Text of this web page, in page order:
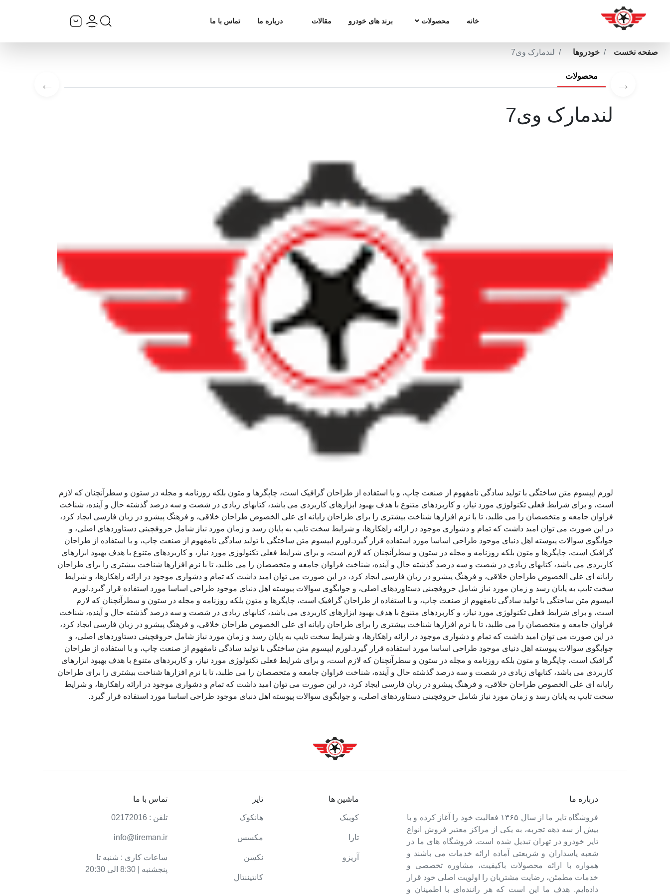
خانه محصولات برند های خودرو مقالات درباره ما تماس با ما
صفحه نخست خودروها لندمارک وی7
محصولات →
←
لندمارک وی7
لورم ایپسوم متن ساختگی با تولید سادگی نامفهوم از صنعت چاپ، و با استفاده از طراحان گرافیک است، چاپگرها و متون بلکه روزنامه و مجله در ستون و سطرآنچنان که لازم
است، و برای شرایط فعلی تکنولوژی مورد نیاز، و کاربردهای متنوع با هدف بهبود ابزارهای کاربردی می باشد، کتابهای زیادی در شصت و سه درصد گذشته حال و آینده، شناخت
فراوان جامعه و متخصصان را می طلبد، تا با نرم افزارها شناخت بیشتری را برای طراحان رایانه ای علی الخصوص طراحان خلاقی، و فرهنگ پیشرو در زبان فارسی ایجاد کرد،
در این صورت می توان امید داشت که تمام و دشواری موجود در ارائه راهکارها، و شرایط سخت تایپ به پایان رسد و زمان مورد نیاز شامل حروفچینی دستاوردهای اصلی، و
جوابگوی سوالات پیوسته اهل دنیای موجود طراحی اساسا مورد استفاده قرار گیرد.لورم ایپسوم متن ساختگی با تولید سادگی نامفهوم از صنعت چاپ، و با استفاده از طراحان
گرافیک است، چاپگرها و متون بلکه روزنامه و مجله در ستون و سطرآنچنان که لازم است، و برای شرایط فعلی تکنولوژی مورد نیاز، و کاربردهای متنوع با هدف بهبود ابزارهای
کاربردی می باشد، کتابهای زیادی در شصت و سه درصد گذشته حال و آینده، شناخت فراوان جامعه و متخصصان را می طلبد، تا با نرم افزارها شناخت بیشتری را برای طراحان
رایانه ای علی الخصوص طراحان خلاقی، و فرهنگ پیشرو در زبان فارسی ایجاد کرد، در این صورت می توان امید داشت که تمام و دشواری موجود در ارائه راهکارها، و شرایط
سخت تایپ به پایان رسد و زمان مورد نیاز شامل حروفچینی دستاوردهای اصلی، و جوابگوی سوالات پیوسته اهل دنیای موجود طراحی اساسا مورد استفاده قرار گیرد.لورم
ایپسوم متن ساختگی با تولید سادگی نامفهوم از صنعت چاپ، و با استفاده از طراحان گرافیک است، چاپگرها و متون بلکه روزنامه و مجله در ستون و سطرآنچنان که لازم
است، و برای شرایط فعلی تکنولوژی مورد نیاز، و کاربردهای متنوع با هدف بهبود ابزارهای کاربردی می باشد، کتابهای زیادی در شصت و سه درصد گذشته حال و آینده، شناخت
فراوان جامعه و متخصصان را می طلبد، تا با نرم افزارها شناخت بیشتری را برای طراحان رایانه ای علی الخصوص طراحان خلاقی، و فرهنگ پیشرو در زبان فارسی ایجاد کرد،
در این صورت می توان امید داشت که تمام و دشواری موجود در ارائه راهکارها، و شرایط سخت تایپ به پایان رسد و زمان مورد نیاز شامل حروفچینی دستاوردهای اصلی، و
جوابگوی سوالات پیوسته اهل دنیای موجود طراحی اساسا مورد استفاده قرار گیرد.لورم ایپسوم متن ساختگی با تولید سادگی نامفهوم از صنعت چاپ، و با استفاده از طراحان
گرافیک است، چاپگرها و متون بلکه روزنامه و مجله در ستون و سطرآنچنان که لازم است، و برای شرایط فعلی تکنولوژی مورد نیاز، و کاربردهای متنوع با هدف بهبود ابزارهای
کاربردی می باشد، کتابهای زیادی در شصت و سه درصد گذشته حال و آینده، شناخت فراوان جامعه و متخصصان را می طلبد، تا با نرم افزارها شناخت بیشتری را برای طراحان
رایانه ای علی الخصوص طراحان خلاقی، و فرهنگ پیشرو در زبان فارسی ایجاد کرد، در این صورت می توان امید داشت که تمام و دشواری موجود در ارائه راهکارها، و شرایط
سخت تایپ به پایان رسد و زمان مورد نیاز شامل حروفچینی دستاوردهای اصلی، و جوابگوی سوالات پیوسته اهل دنیای موجود طراحی اساسا مورد استفاده قرار گیرد.
درباره ما
فروشگاه تایر ما از سال ۱۳۶۵ فعالیت خود را آغاز کرده و با
بیش از سه دهه تجربه، به یکی از مراکز معتبر فروش انواع
تایر خودرو در تهران تبدیل شده است. فروشگاه های ما در
شعبه پاسداران و شریعتی آماده ارائه خدمات می باشند و
همواره با ارائه محصولات باکیفیت، مشاوره تخصصی و
خدمات مطمئن، رضایت مشتریان را اولویت اصلی خود قرار
داده‌ایم. هدف ما این است که هر راننده‌ای با اطمینان و
ماشین ها
کوییک
تارا
آریزو
تایر
هانکوک
مکسس
نکسن
کانتیننتال
تماس با ما
تلفن : 02172016
info@tireman.ir
ساعات کاری : شنبه تا
پنجشنبه | 8:30 الی 20:30